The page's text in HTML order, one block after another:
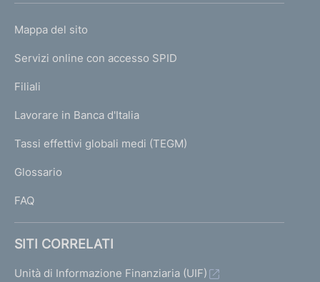
m
e
a
g
L
N
K
T
I
I
Mappa del sito
Servizi online con accesso SPID
Filiali
Lavorare in Banca d'Italia
Tassi effettivi globali medi (TEGM)
Glossario
FAQ
SITI CORRELATI
Unità di Informazione Finanziaria (UIF)